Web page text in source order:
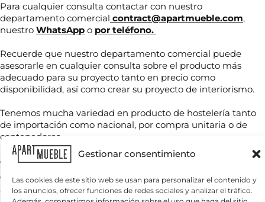
Gestionar consentimiento
Las cookies de este sitio web se usan para personalizar el contenido y
los anuncios, ofrecer funciones de redes sociales y analizar el tráfico.
Para cualquier consulta contactar con nuestro
departamento comercial contract@apartmueble.com,
nuestro WhatsApp o por teléfono.
Recuerde que nuestro departamento comercial puede
asesorarle en cualquier consulta sobre el producto más
adecuado para su proyecto tanto en precio como
disponibilidad, así como crear su proyecto de interiorismo.
Tenemos mucha variedad en producto de hostelería tanto
de importación como nacional, por compra unitaria o de
contenedores.
Para grandes cantidades consultar precio final.
Servicio nacional o internacional, por contenedor o por
cantidades.
*
i
n
o
N
o
b
r
*e
é
o
n
*
C
o
r
e
o
¿